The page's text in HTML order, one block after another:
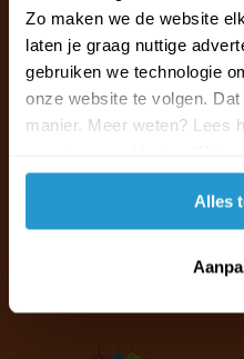
Zo maken we de website
laten je graag nuttige
gebruiken we technologie
onze website te volgen.
manier. Meer weten? Lees
accepteren.
Alles
Wij staan
Ma t/m vr
+31 (0)13 785 62 41
Naar de klantenservice &